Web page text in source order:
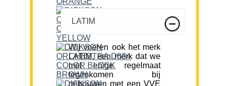
LATIM
Wij voeren ook het merk
LATIM, een merk dat we
met enige regelmaat
tegenkomen bij
gebouwen met een VVE